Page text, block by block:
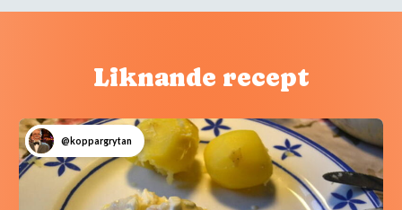
Liknande recept
@koppargrytan